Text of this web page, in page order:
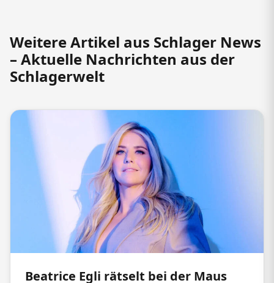
Weitere Artikel aus Schlager News
– Aktuelle Nachrichten aus der
Schlagerwelt
Beatrice Egli rätselt bei der Maus